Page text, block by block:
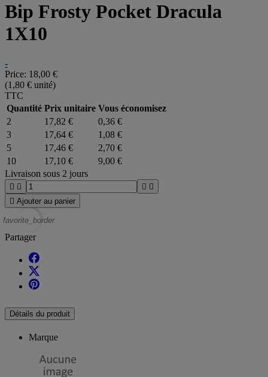
Bip Frosty Pocket Dracula
1X10
-
Price: 18,00 €
(1,80 € unité)
TTC
Quantité Prix unitaire Vous économisez
2
17,82 €
0,36 €
3
17,64 €
1,08 €
5
17,46 €
2,70 €
10
17,10 €
9,00 €
Livraison sous 2 jours
   
 Ajouter au panier
favorite_border
Partager
Détails du produit
Marque